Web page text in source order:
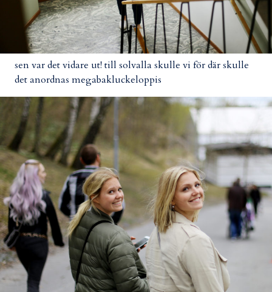
sen var det vidare ut! till solvalla skulle vi för där skulle
det anordnas megabakluckeloppis